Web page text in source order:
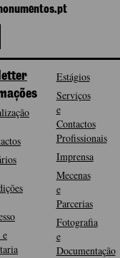
Estágios
Serviços
e
Contactos
Profissionais
Imprensa
Mecenas
e
Parcerias
Fotografia
e
Documentação